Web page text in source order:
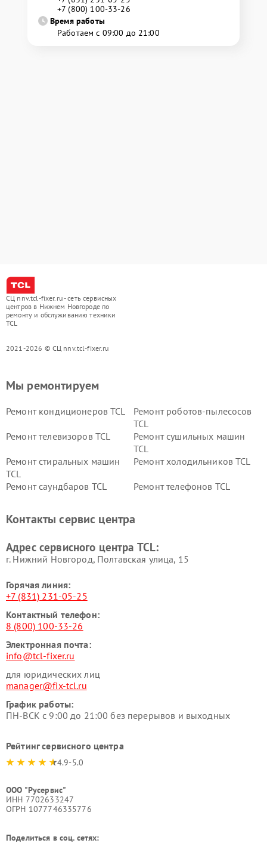
+7 (800) 100-33-26
Время работы
Работаем с 09:00 до 21:00
СЦ nnv.tcl-fixer.ru - сеть сервисных
центров в Нижнем Новгороде по
ремонту и обслуживанию техники
TCL
2021-2026 © СЦ nnv.tcl-fixer.ru
Мы ремонтируем
Ремонт кондиционеров TCL
Ремонт роботов-пылесосов
TCL
Ремонт телевизоров TCL
Ремонт сушильных машин
TCL
Ремонт стиральных машин
TCL
Ремонт холодильников TCL
Ремонт саундбаров TCL Ремонт телефонов TCL
Контакты сервис центра
Адрес сервисного центра TCL:
г. Нижний Новгород, Полтавская улица, 15
Горячая линия:
+7 (831) 231-05-25
Контактный телефон:
8 (800) 100-33-26
Электронная почта:
info@tcl-fixer.ru
для юридических лиц
manager@fix-tcl.ru
График работы:
ПН-ВСК с 9:00 до 21:00 без перерывов и выходных
Рейтинг сервисного центра
4.9-5.0
ООО "Русервис"
ИНН 7702633247
ОГРН 1077746335776
Поделиться в соц. сетях: